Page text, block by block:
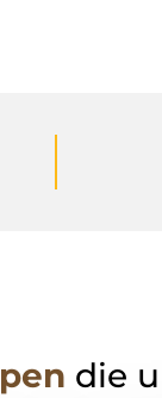
die